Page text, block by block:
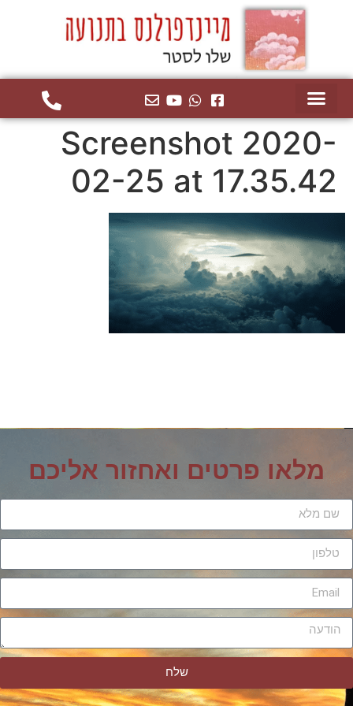
Screenshot 2020-
02-25 at 17.35.42
מלאו פרטים ואחזור אליכם
שלח